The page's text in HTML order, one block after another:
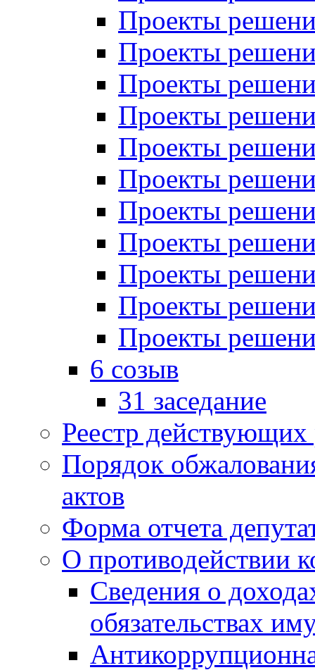
Проекты
Проекты
Проекты
Проекты
Проекты
Проекты
Проекты
Проекты
Проекты
Проекты
Проекты
6 созыв
31 заседание
Реестр
Порядок
актов
Форма отчета
О противодействии
Сведения о
обязательствах